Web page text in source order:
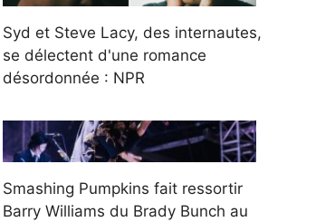
Syd et Steve Lacy, des internautes,
se délectent d'une romance
désordonnée : NPR
Smashing Pumpkins fait ressortir
Barry Williams du Brady Bunch au